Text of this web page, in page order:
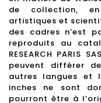
de collection,
artistiques et
des cadres n’est
reproduits au
RESEARCH PARIS
peuvent différer
autres langues et
inches ne sont
pourront être à